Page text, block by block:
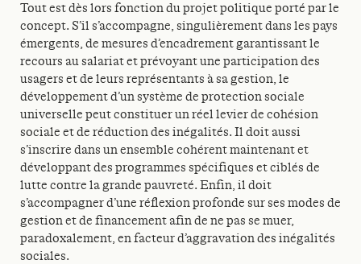
Tout est dès lors fonction du projet politique porté par le
concept. S’il s’accompagne, singulièrement dans les pays
émergents, de mesures d’encadrement garantissant le
recours au salariat et prévoyant une participation des
usagers et de leurs représentants à sa gestion, le
développement d’un système de protection sociale
universelle peut constituer un réel levier de cohésion
sociale et de réduction des inégalités. Il doit aussi
s’inscrire dans un ensemble cohérent maintenant et
développant des programmes spécifiques et ciblés de
lutte contre la grande pauvreté. Enfin, il doit
s’accompagner d’une réflexion profonde sur ses modes de
gestion et de financement afin de ne pas se muer,
paradoxalement, en facteur d’aggravation des inégalités
sociales.